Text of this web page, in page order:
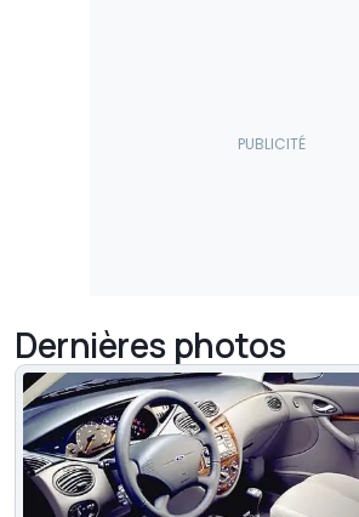
Dernières photos